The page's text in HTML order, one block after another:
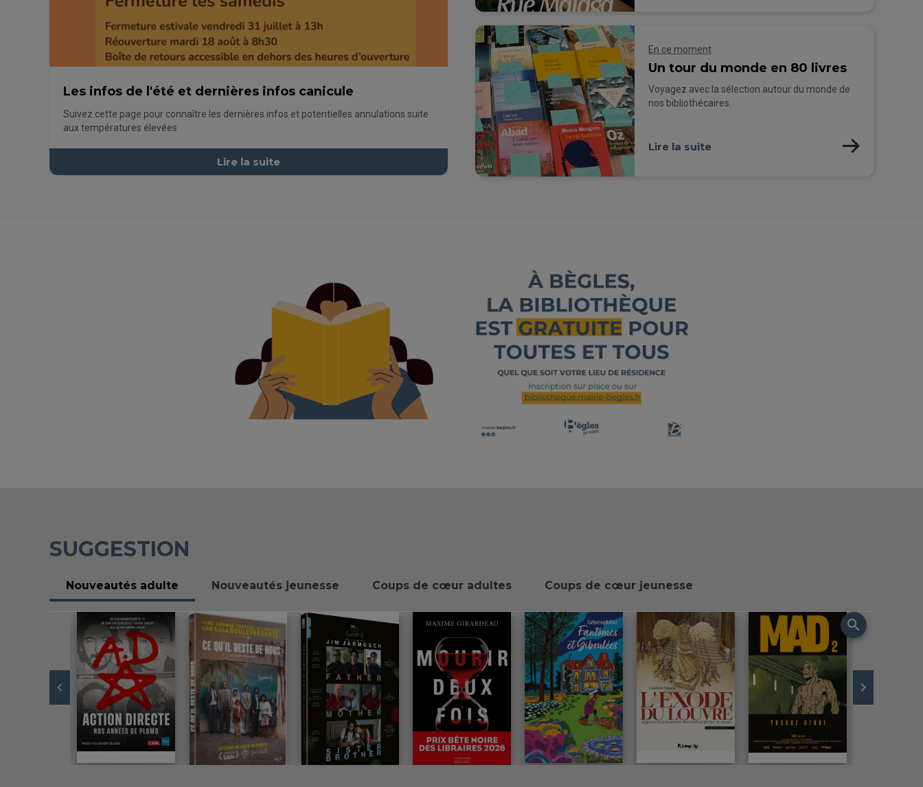
Les infos de l'été et dernières infos canicule
Suivez cette page pour connaître les dernières infos et potentielles annulations suite
aux températures élevées
Lire la suite
En ce moment
Un tour du monde en 80 livres
Voyagez avec la sélection autour du monde de
nos bibliothécaires.
Lire la suite
SUGGESTION
Nouveautés adulte Nouveautés jeunesse Coups de cœur adultes Coups de cœur jeunesse
search
currently
focused